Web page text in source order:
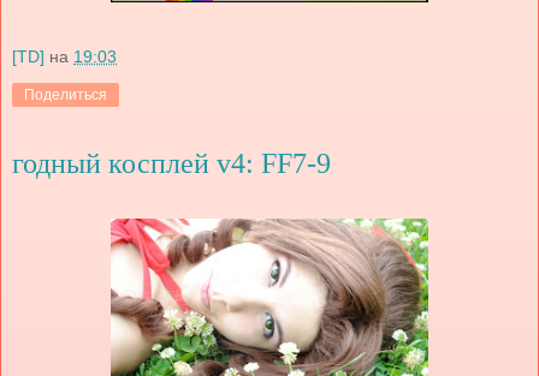
[TD] на 19:03
Поделиться
годный косплей v4: FF7-9